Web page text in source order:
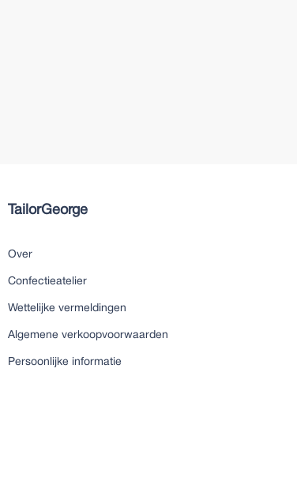
TailorGeorge
Over
Confectieatelier
Wettelijke vermeldingen
Algemene verkoopvoorwaarden
Persoonlijke informatie